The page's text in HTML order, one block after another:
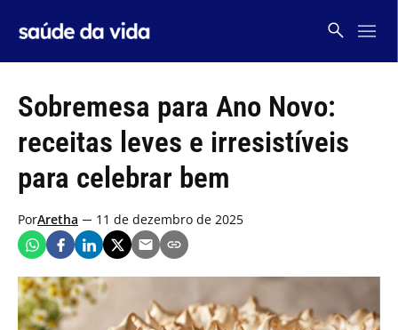
Sobremesa para Ano Novo:
receitas leves e irresistíveis
para celebrar bem
PorAretha 11 de dezembro de 2025